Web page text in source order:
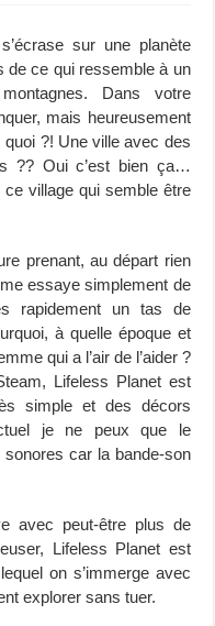
sur une planète
de ce qui ressemble à un
Dans votre
mais heureusement
?! Une ville avec des
?? Oui c’est bien ça…
ce village qui semble être
prenant, au départ rien
essaye simplement de
rapidement un tas de
à quelle époque et
qui a l’air de l’aider ?
Lifeless Planet est
simple et des décors
je ne peux que le
car la bande-son
avec peut-être plus de
Lifeless Planet est
on s’immerge avec
explorer sans tuer.